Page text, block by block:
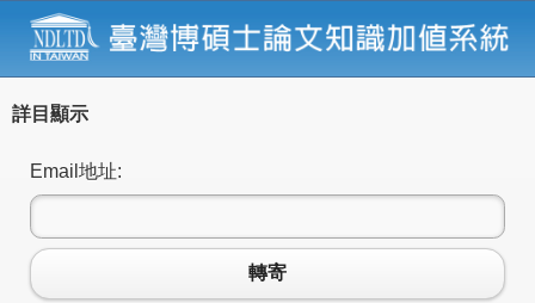
詳目顯示
Email地址:
轉寄